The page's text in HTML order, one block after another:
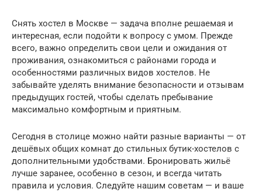
Снять хостел в Москве — задача вполне решаемая и
интересная, если подойти к вопросу с умом. Прежде
всего, важно определить свои цели и ожидания от
проживания, ознакомиться с районами города и
особенностями различных видов хостелов. Не
забывайте уделять внимание безопасности и отзывам
предыдущих гостей, чтобы сделать пребывание
максимально комфортным и приятным.
Сегодня в столице можно найти разные варианты — от
дешёвых общих комнат до стильных бутик-хостелов с
дополнительными удобствами. Бронировать жильё
лучше заранее, особенно в сезон, и всегда читать
правила и условия. Следуйте нашим советам — и ваше